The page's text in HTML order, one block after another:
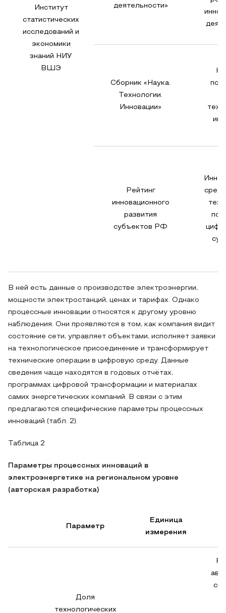
Институт
статистических
исследований и
экономики
знаний НИУ
ВШЭ
деятельности»
Сборник «Наука.
Технологии.
Инновации»
Рейтинг
инновационного
развития
субъектов РФ
В ней есть данные о производстве электроэнергии,
мощности электростанций, ценах и тарифах. Однако
процессные инновации относятся к другому уровню
наблюдения. Они проявляются в том, как компания видит
состояние сети, управляет объектами, исполняет заявки
на технологическое присоединение и трансформирует
технические операции в цифровую среду. Данные
сведения чаще находятся в годовых отчётах,
программах цифровой трансформации и материалах
самих энергетических компаний. В связи с этим
предлагаются специфические параметры процессных
инноваций (табл. 2).
Таблица 2
Параметры процессных инноваций в
электроэнергетике на региональном уровне
(авторская разработка)
Параметр
Единица
измерения
Доля
технологических